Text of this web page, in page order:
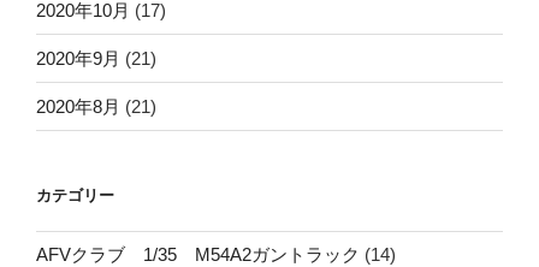
2020年10月 (17)
2020年9月 (21)
2020年8月 (21)
カテゴリー
AFVクラブ 1/35 M54A2ガントラック (14)